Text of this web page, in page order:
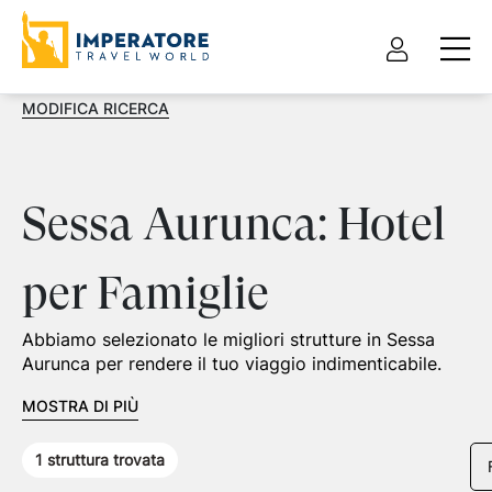
MODIFICA RICERCA
Sessa Aurunca: Hotel
per Famiglie
Abbiamo selezionato le migliori strutture in Sessa
Aurunca per rendere il tuo viaggio indimenticabile.
MOSTRA DI PIÙ
1 struttura trovata